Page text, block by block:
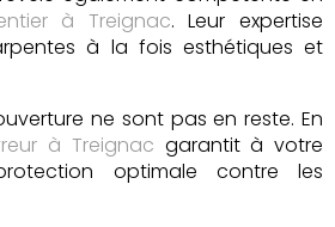
à Treignac. Leur expertise
à la fois esthétiques et
ne sont pas en reste. En
à Treignac garantit à votre
optimale contre les